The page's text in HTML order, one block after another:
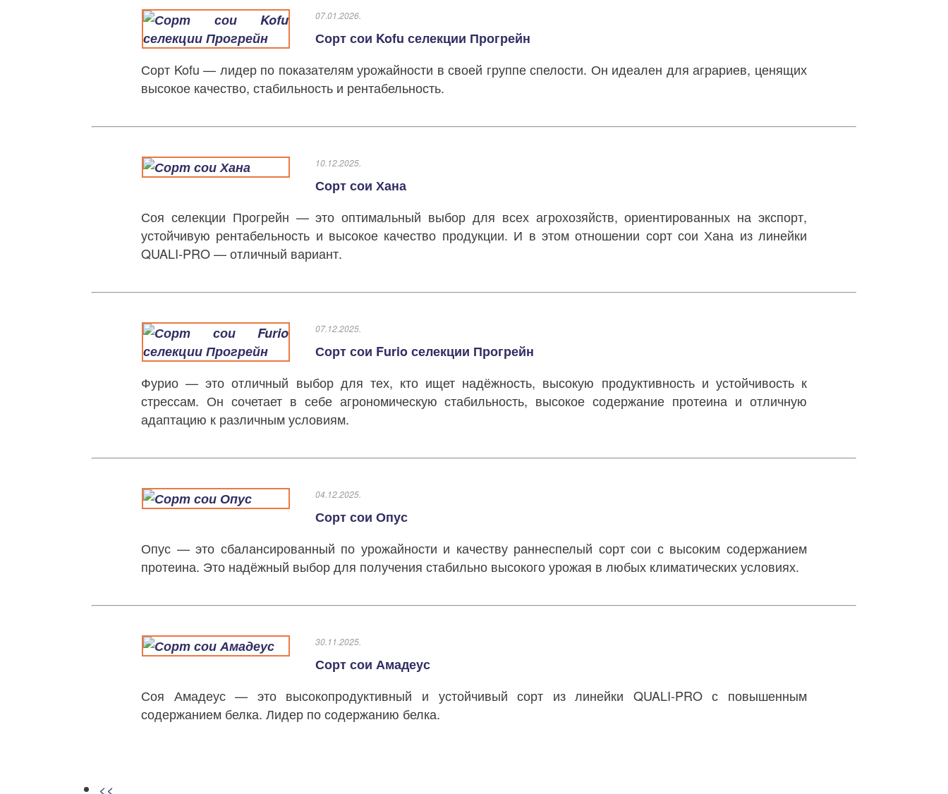
07.01.2026.
Сорт сои Kofu селекции Прогрейн
Сорт Kofu — лидер по показателям урожайности в своей группе спелости. Он идеален для аграриев, ценящих
высокое качество, стабильность и рентабельность.
10.12.2025.
Сорт сои Хана
Соя селекции Прогрейн — это оптимальный выбор для всех агрохозяйств, ориентированных на экспорт,
устойчивую рентабельность и высокое качество продукции. И в этом отношении сорт сои Хана из линейки
QUALI-PRO — отличный вариант.
07.12.2025.
Сорт сои Furio селекции Прогрейн
Фурио — это отличный выбор для тех, кто ищет надёжность, высокую продуктивность и устойчивость к
стрессам. Он сочетает в себе агрономическую стабильность, высокое содержание протеина и отличную
адаптацию к различным условиям.
04.12.2025.
Сорт сои Опус
Опус — это сбалансированный по урожайности и качеству раннеспелый сорт сои с высоким содержанием
протеина. Это надёжный выбор для получения стабильно высокого урожая в любых климатических условиях.
30.11.2025.
Сорт сои Амадеус
Соя Амадеус — это высокопродуктивный и устойчивый сорт из линейки QUALI-PRO с повышенным
содержанием белка. Лидер по содержанию белка.
<<